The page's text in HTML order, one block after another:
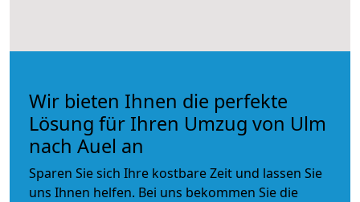
Wir bieten Ihnen die perfekte
Lösung für Ihren Umzug von Ulm
nach Auel an
Sparen Sie sich Ihre kostbare Zeit und lassen Sie
uns Ihnen helfen. Bei uns bekommen Sie die